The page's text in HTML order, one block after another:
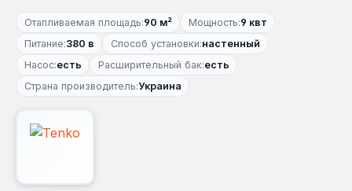
Отапливаемая площадь:90 м² Мощность:9 квт
Питание:380 в Способ установки:настенный
Насос:есть Расширительный бак:есть
Страна производитель:Украина